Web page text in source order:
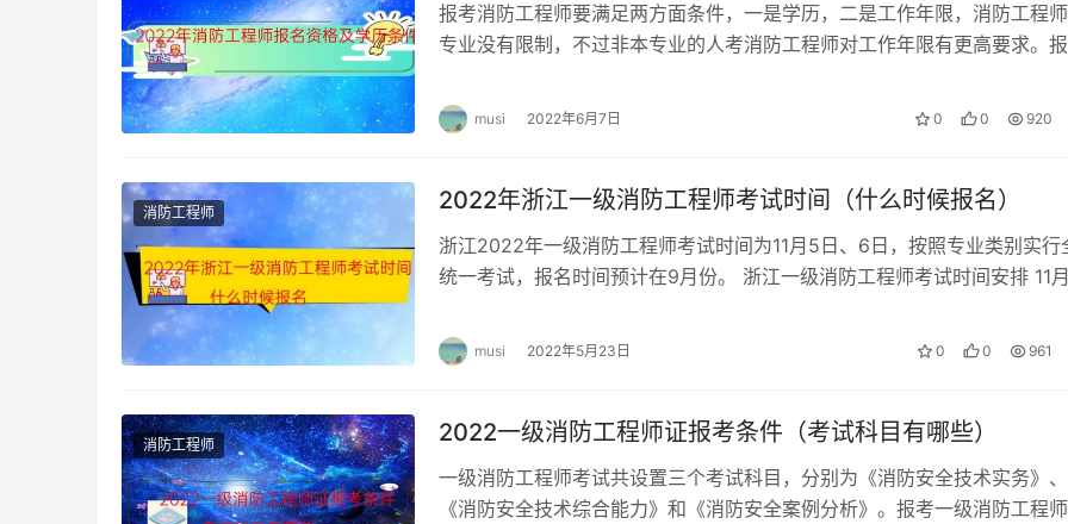
报考消防工程师要满足两方面条件，一是学历，二是工作年限，消防工程
专业没有限制，不过非本专业的人考消防工程师对工作年限有更高要求。报
musi 2022年6月7日 0 0 920
消防工程师 2022年浙江一级消防工程师考试时间（什么时候报名）
浙江2022年一级消防工程师考试时间为11月5日、6日，按照专业类别实行
统一考试，报名时间预计在9月份。 浙江一级消防工程师考试时间安排 11
musi 2022年5月23日 0 0 961
消防工程师 2022一级消防工程师证报考条件（考试科目有哪些）
一级消防工程师考试共设置三个考试科目，分别为《消防安全技术实务》、
《消防安全技术综合能力》和《消防安全案例分析》。报考一级消防工程师